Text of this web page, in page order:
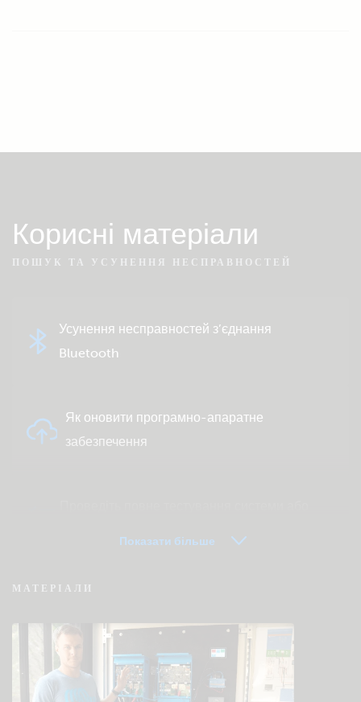
Корисні матеріали
ПОШУК ТА УСУНЕННЯ НЕСПРАВНОСТЕЙ
Усунення несправностей з’єднання
Bluetooth
Як оновити програмно-апаратне
забезпечення
VRM — часто задавані питання про
Перевірте базу знань спільноти
Показати більше
МАТЕРІАЛИ